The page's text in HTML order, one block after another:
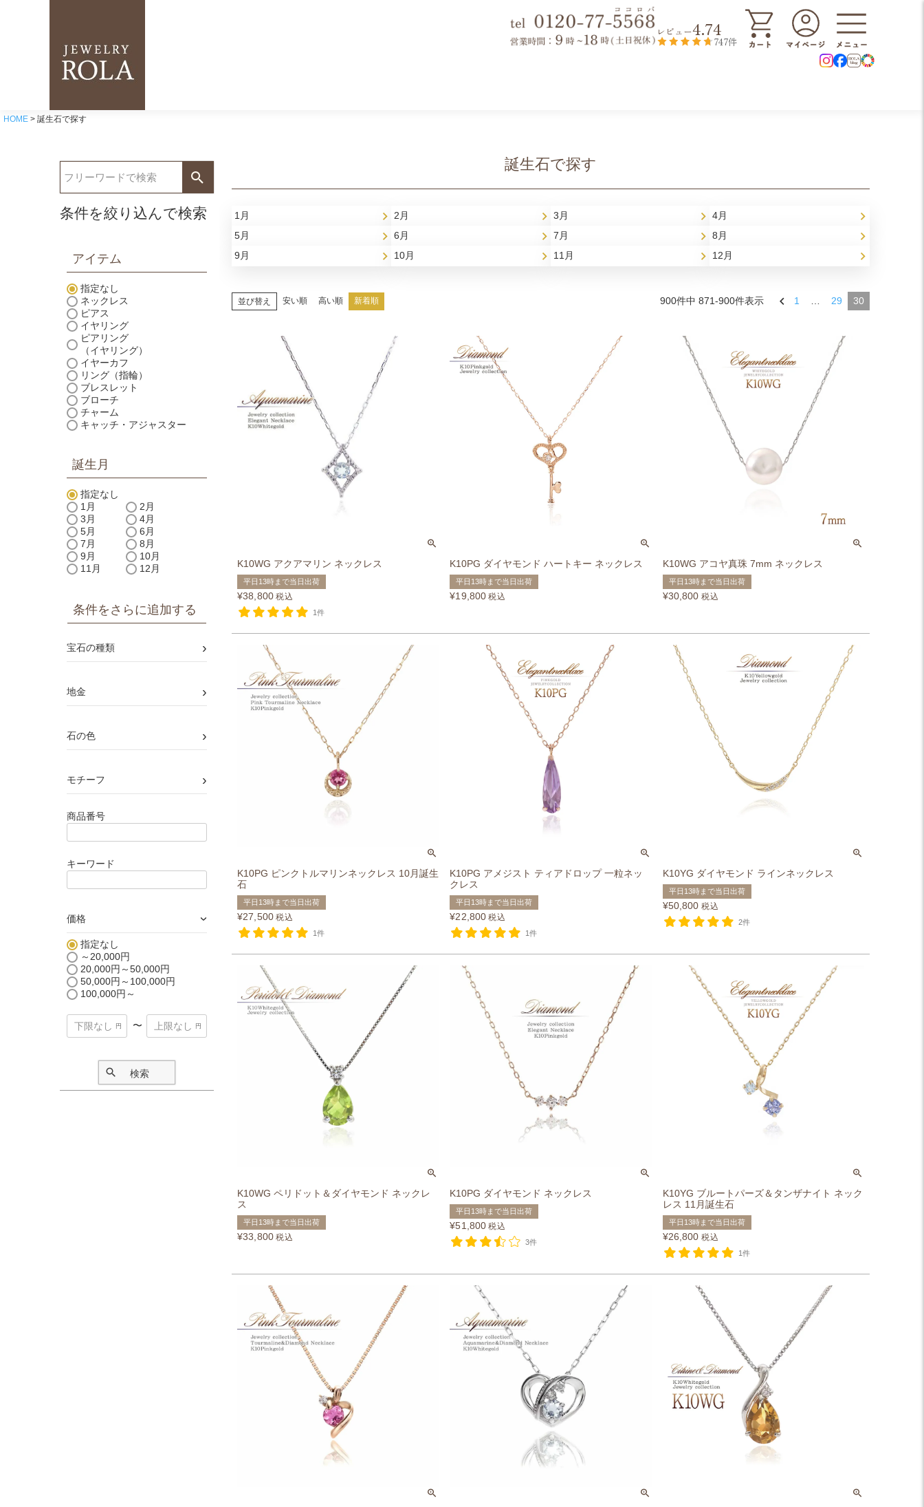
レビュー4.74
747件
HOME 誕生石で探す
条件を絞り込んで検索
アイテム
指定なし
ネックレス
ピアス
イヤリング
ピアリング
（イヤリング）
イヤーカフ
リング（指輪）
ブレスレット
ブローチ
チャーム
キャッチ・アジャスター
誕生月
指定なし
1月
2月
3月
4月
5月
6月
7月
8月
9月
10月
11月
12月
条件をさらに追加する
宝石の種類 ›
地金 ›
石の色 ›
モチーフ ›
商品番号
キーワード
価格 ›
指定なし
～20,000円
20,000円～50,000円
50,000円～100,000円
100,000円～
〜
検索
誕生石で探す
1月 2月 3月
4月
5月
6月 7月
8月
9月
10月 11月 12月
並び替え 安い順 高い順 新着順 900件中 871-900件表示 1 29 30
K10WG アクアマリン ネックレス
平日13時まで当日出荷
¥38,800 税込
1件
K10PG ダイヤモンド ハートキー ネックレス
平日13時まで当日出荷
¥19,800 税込
K10WG アコヤ真珠 7mm ネックレス
平日13時まで当日出荷
¥30,800 税込
K10PG ピンクトルマリンネックレス 10月誕生
石
平日13時まで当日出荷
¥27,500 税込
1件
K10PG アメジスト ティアドロップ 一粒ネッ
クレス
平日13時まで当日出荷
¥22,800 税込
1件
K10YG ダイヤモンド ラインネックレス
平日13時まで当日出荷
¥50,800 税込
2件
K10WG ペリドット＆ダイヤモンド ネックレ
ス
平日13時まで当日出荷
¥33,800 税込
K10PG ダイヤモンド ネックレス
平日13時まで当日出荷
¥51,800 税込
3件
K10YG ブルートパーズ＆タンザナイト ネック
レス 11月誕生石
平日13時まで当日出荷
¥26,800 税込
1件